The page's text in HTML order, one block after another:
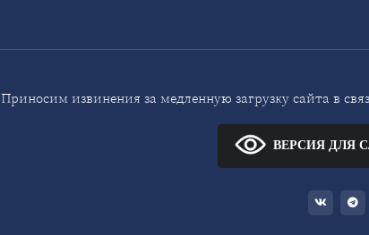
Приносим извинения за медленную загрузку сайта в
ВЕРСИЯ ДЛЯ